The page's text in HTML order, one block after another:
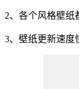
2、各个风格壁纸
3、壁纸更新速度